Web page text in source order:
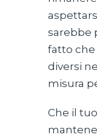
sarebbe
fatto che
diversi
misura
Che il